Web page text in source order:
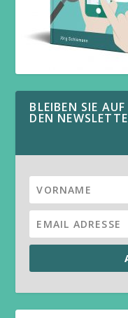
BLEIBEN SIE
DEN